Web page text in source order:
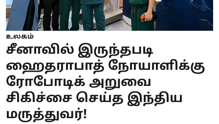
உலகம்
சீனாவில் இருந்தபடி
ஹைதராபாத் நோயாளிக்கு
ரோபோடிக் அறுவை
சிகிச்சை செய்த இந்திய
மருத்துவர்!